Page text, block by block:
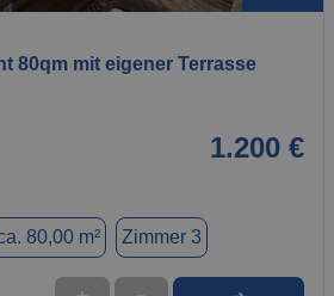
80qm mit eigener Terrasse
1.200 €
80,00 m² Zimmer 3